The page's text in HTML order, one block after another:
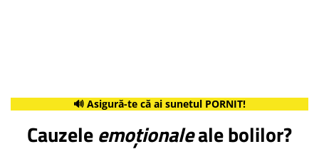
🔊 Asigură-te că ai sunetul PORNIT!
Cauzeleemoționaleale bolilor?